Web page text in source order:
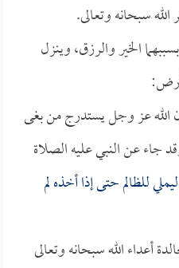
سبحانه وتعالى.
الخير والرزق، وينزل
الله عز وجل يستدرج من بغى
جاء عن النبي عليه الصلاة
للظالم حتى إذا أخذه لم
أعداء الله سبحانه وتعالى